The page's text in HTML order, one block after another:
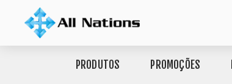
PRODUTOS PROMOÇÕES